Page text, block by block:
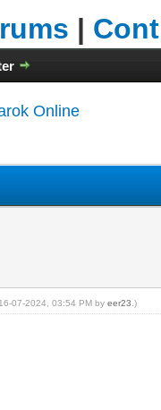
|
Online
07-2024, 03:54 PM by eer23 .)